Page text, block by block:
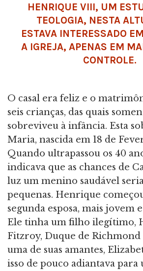
HENRIQUE VIII, UM
TEOLOGIA, NESTA
ESTAVA INTERESSADO
A IGREJA, APENAS EM
CONTROLE.
O casal era feliz e o
seis crianças, das quais
sobreviveu à infância. Esta
Maria, nascida em 18 de
Quando ultrapassou os 40
indicava que as chances de
luz um menino saudável
pequenas. Henrique
segunda esposa, mais jovem
Ele tinha um filho ilegítimo,
Fitzroy, Duque de Richmond
uma de suas amantes,
isso de pouco adiantava